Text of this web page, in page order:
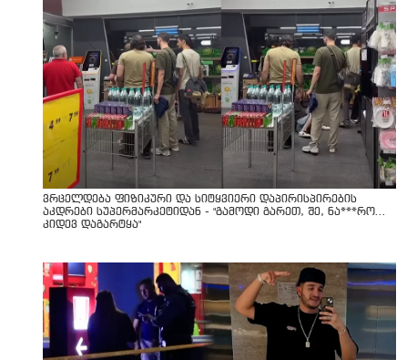
ვრცელდება ფიზიკური და სიტყვიერი დაპირისპირების
აკდრები სუპერმარკეტიდან - "გამოდი გარეთ, შე, ნა***რო...
კიდევ დაგარტყა"